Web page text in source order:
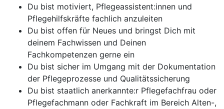
Du bist motiviert, Pflegeassistent:innen und
Pflegehilfskräfte fachlich anzuleiten
Du bist offen für Neues und bringst Dich mit
deinem Fachwissen und Deinen
Fachkompetenzen gerne ein
Du bist sicher im Umgang mit der Dokumentation
der Pflegeprozesse und Qualitätssicherung
Du bist staatlich anerkannte:r Pflegefachfrau oder
Pflegefachmann oder Fachkraft im Bereich Alten-,